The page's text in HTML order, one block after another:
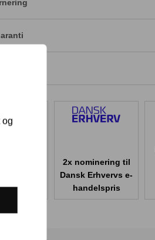
og
Danmark
2x nominering til
Dansk Erhvervs e-
handelspris